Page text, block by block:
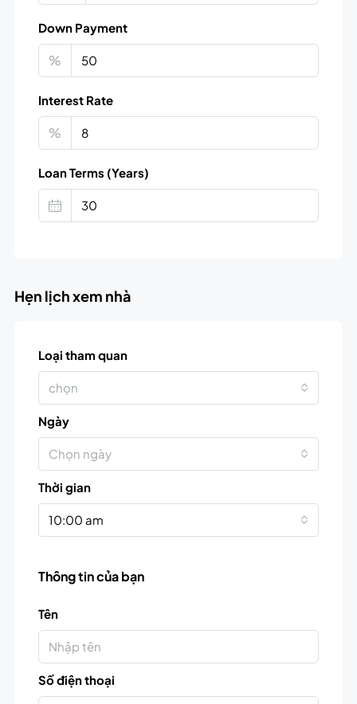
Down Payment
%
Interest Rate
%
Loan Terms (Years)
Hẹn lịch xem nhà
Loại tham quan
chọn
Ngày
Chọn ngày
Thời gian
10:00 am
Thông tin của bạn
Tên
Số điện thoại